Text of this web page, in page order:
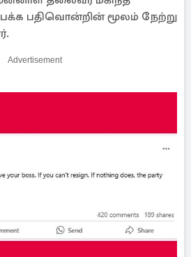
பக்க பதிவொன்றின் மூலம் நேற்று
Advertisement